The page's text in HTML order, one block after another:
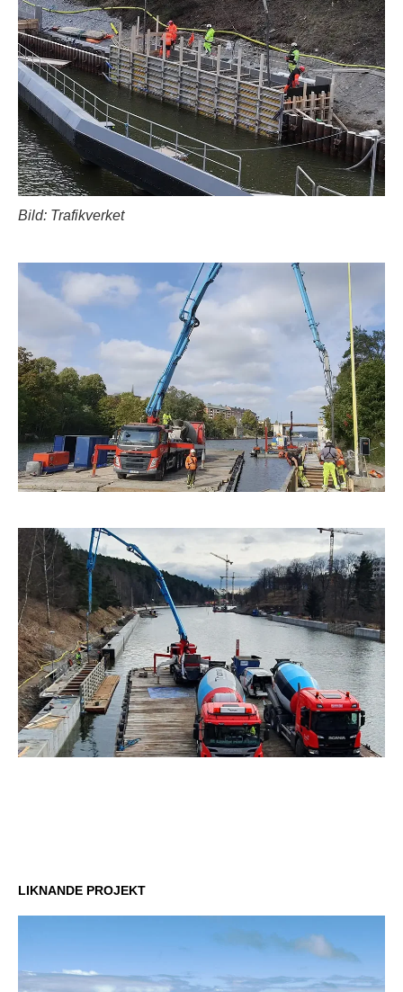
Bild: Trafikverket
LIKNANDE PROJEKT